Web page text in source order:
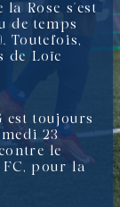
Rose s’est
de temps
Toutefois,
de Loïc
est toujours
23
le
pour la